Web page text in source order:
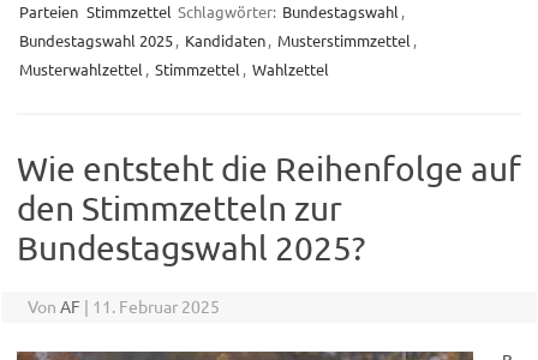
Parteien Stimmzettel Schlagwörter: Bundestagswahl ,
Bundestagswahl 2025, Kandidaten, Musterstimmzettel ,
Musterwahlzettel , Stimmzettel , Wahlzettel
Wie entsteht die Reihenfolge auf
den Stimmzetteln zur
Bundestagswahl 2025?
Von AF | 11. Februar 2025